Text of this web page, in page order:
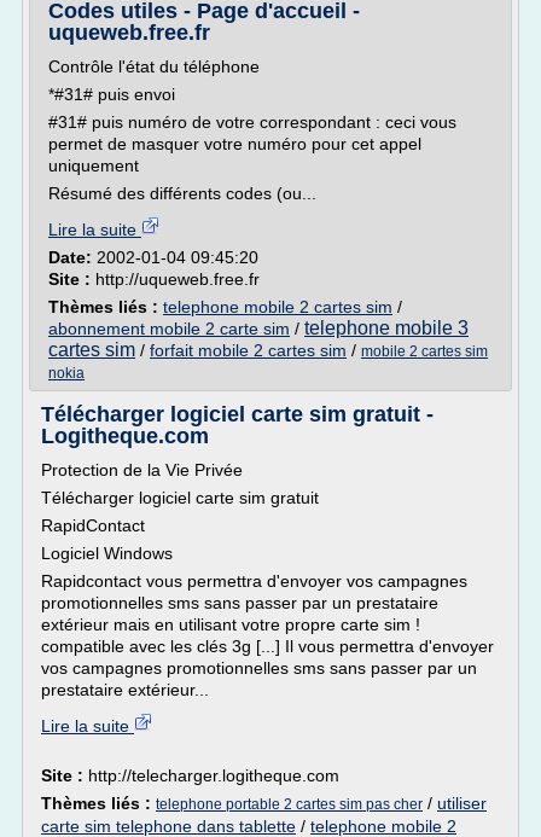
Codes utiles - Page d'accueil -
uqueweb.free.fr
Contrôle l'état du téléphone
*#31# puis envoi
#31# puis numéro de votre correspondant : ceci vous
permet de masquer votre numéro pour cet appel
uniquement
Résumé des différents codes (ou...
Lire la suite
Date: 2002-01-04 09:45:20
Site : http://uqueweb.free.fr
Thèmes liés : telephone mobile 2 cartes sim /
abonnement mobile 2 carte sim / telephone mobile 3
cartes sim / forfait mobile 2 cartes sim / mobile 2 cartes sim
nokia
Télécharger logiciel carte sim gratuit -
Logitheque.com
Protection de la Vie Privée
Télécharger logiciel carte sim gratuit
RapidContact
Logiciel Windows
Rapidcontact vous permettra d'envoyer vos campagnes
promotionnelles sms sans passer par un prestataire
extérieur mais en utilisant votre propre carte sim !
compatible avec les clés 3g [...] Il vous permettra d'envoyer
vos campagnes promotionnelles sms sans passer par un
prestataire extérieur...
Lire la suite
Site : http://telecharger.logitheque.com
Thèmes liés : telephone portable 2 cartes sim pas cher / utiliser
carte sim telephone dans tablette / telephone mobile 2